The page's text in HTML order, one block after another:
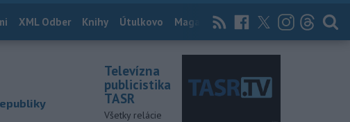
XML Odber Knihy Útulkovo Magazín News Now Archív
Televízna
publicistika
TASR
Všetky relácie